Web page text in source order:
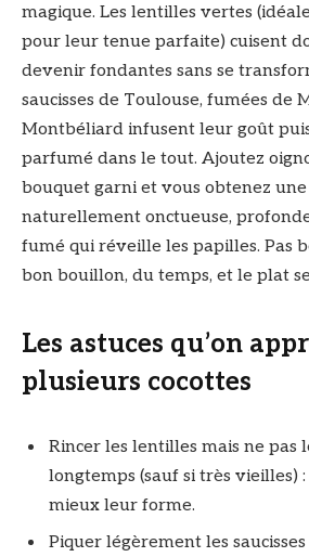
magique. Les lentilles vertes
pour leur tenue parfaite) cuisent
devenir fondantes sans se
saucisses de Toulouse, fumées de
Montbéliard infusent leur goût
parfumé dans le tout. Ajoutez
bouquet garni et vous obtenez une
naturellement onctueuse,
fumé qui réveille les papilles. Pas
bon bouillon, du temps, et le plat
Les astuces qu’on
plusieurs cocottes
Rincer les lentilles mais ne pas
longtemps (sauf si très vieilles)
mieux leur forme.
Piquer légèrement les